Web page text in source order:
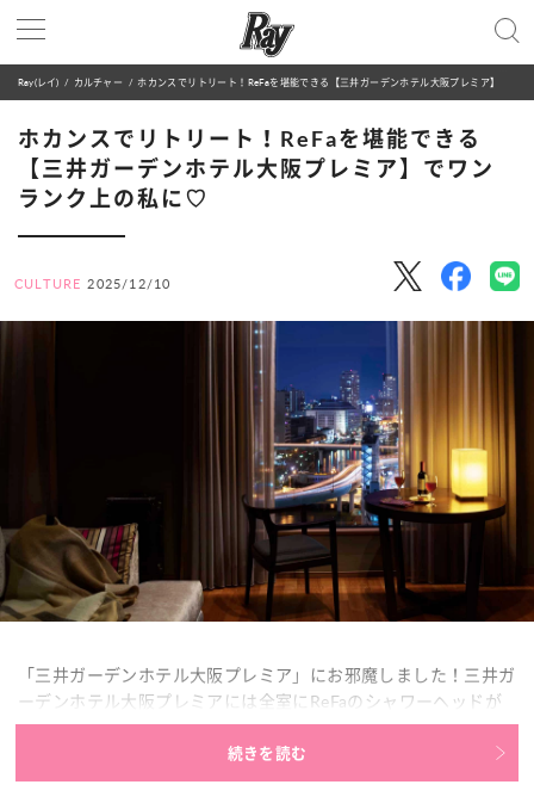
Ray(レイ) カルチャー ホカンスでリトリート！ReFaを堪能できる【三井ガーデンホテル大阪プレミア】でワンランク上の私に♡
ホカンスでリトリート！ReFaを堪能できる
【三井ガーデンホテル大阪プレミア】でワン
ランク上の私に♡
CULTURE 2025/12/10
「三井ガーデンホテル大阪プレミア」にお邪魔しました！三井ガ
ーデンホテル大阪プレミアには全室にReFaのシャワーヘッドが
完備。さらに、プレミアムフロアにはドライヤーも設置されてい
ます。今回は、オススメのReFaの使用方法など、三井ガーデン
ホテル大阪プレミアの魅力をお伝えします♡
続きを読む